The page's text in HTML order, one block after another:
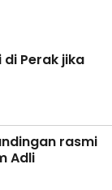
di Perak jika
rasmi
Adli